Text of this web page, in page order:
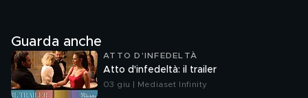
Guarda anche
ATTO D'INFEDELTÀ
Atto d'infedeltà: il trailer
03 giu | Mediaset Infinity